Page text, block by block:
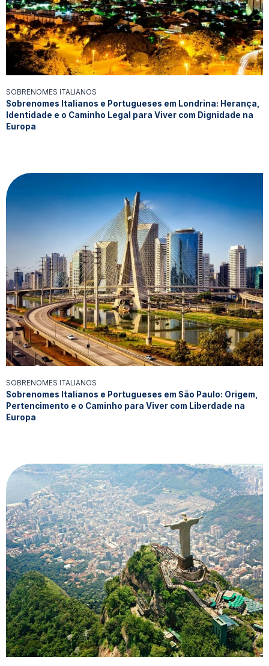
SOBRENOMES ITALIANOS
Sobrenomes Italianos e Portugueses em Londrina: Herança,
Identidade e o Caminho Legal para Viver com Dignidade na
Europa
SOBRENOMES ITALIANOS
Sobrenomes Italianos e Portugueses em São Paulo: Origem,
Pertencimento e o Caminho para Viver com Liberdade na
Europa